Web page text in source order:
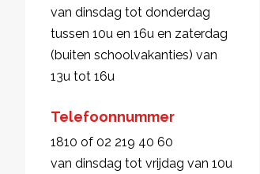
van dinsdag tot donderdag
tussen 10u en 16u en zaterdag
(buiten schoolvakanties) van
13u tot 16u
Telefoonnummer
1810 of 02 219 40 60
van dinsdag tot vrijdag van 10u